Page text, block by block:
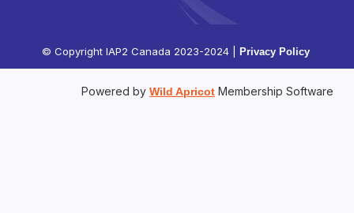
© Copyright IAP2 Canada 2023-2024 | Privacy Policy
Powered by Wild Apricot Membership Software